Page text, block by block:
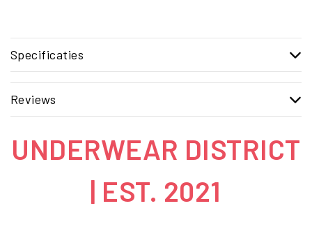
Specificaties
Reviews
UNDERWEAR DISTRICT
| EST. 2021